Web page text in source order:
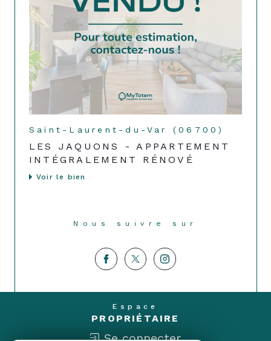
Saint-Laurent-du-Var (06700)
LES JAQUONS - APPARTEMENT
INTÉGRALEMENT RÉNOVÉ
Voir le bien
Nous suivre sur
Espace
PROPRIÉTAIRE
Se connecter